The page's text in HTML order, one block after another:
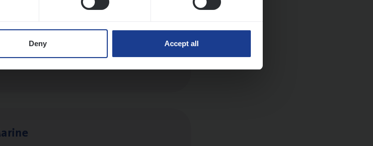
Deny Accept all
Gewaar­borgd Inkomen